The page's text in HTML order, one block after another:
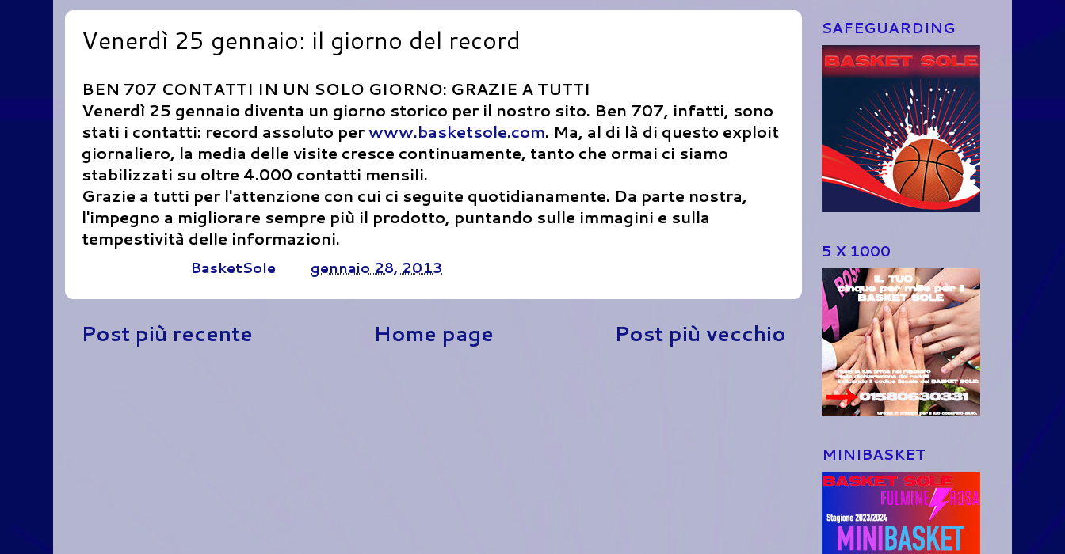
Venerdì 25 gennaio: il giorno del record
BEN 707 CONTATTI IN UN SOLO GIORNO: GRAZIE A TUTTI
Venerdì 25 gennaio diventa un giorno storico per il nostro sito. Ben 707, infatti, sono
stati i contatti: record assoluto perwww.basketsole.com. Ma, al di là di questo exploit
giornaliero, la media delle visite cresce continuamente, tanto che ormai ci siamo
stabilizzati su oltre 4.000 contatti mensili.
Grazie a tutti per l'attenzione con cui ci seguite quotidianamente. Da parte nostra,
l'impegno a migliorare sempre più il prodotto, puntando sulle immagini e sulla
tempestività delle informazioni.
BasketSole gennaio 28, 2013
Post più recente Post più vecchio
Home page
SAFEGUARDING
5 X 1000
MINIBASKET